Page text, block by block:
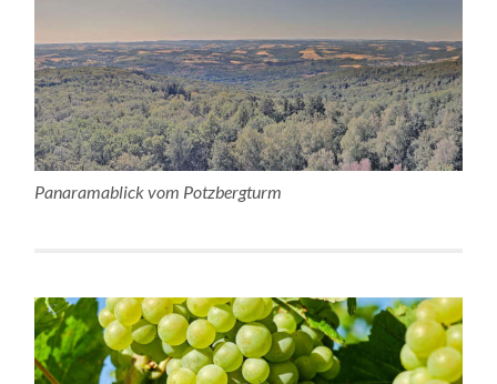
Panaramablick vom Potzbergturm